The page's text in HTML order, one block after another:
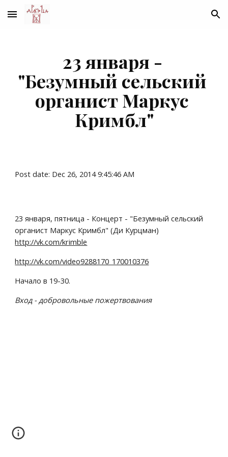
Skip to main content Skip to navigation
23 января -
"Безумный сельский
органист Маркус
Кримбл"
Post date: Dec 26, 2014 9:45:46 AM
23 января, пятница - Концерт - "Безумный сельский
http://vk.com/krimble
http://vk.com/video9288170_170010376
Начало в 19-30.
Вход - добровольные пожертвования